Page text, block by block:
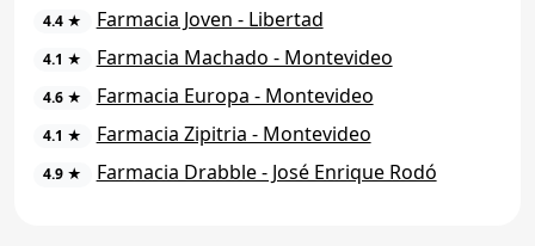
4.4 ★ Farmacia Joven - Libertad
4.1 ★ Farmacia Machado - Montevideo
4.6 ★ Farmacia Europa - Montevideo
4.1 ★ Farmacia Zipitria - Montevideo
4.9 ★ Farmacia Drabble - José Enrique Rodó